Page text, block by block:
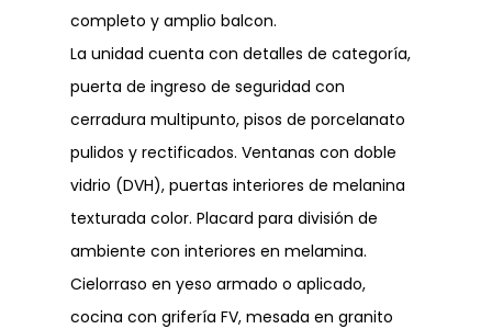
completo y amplio balcon.
La unidad cuenta con detalles de categoría,
puerta de ingreso de seguridad con
cerradura multipunto, pisos de porcelanato
pulidos y rectificados. Ventanas con doble
vidrio (DVH), puertas interiores de melanina
texturada color. Placard para división de
ambiente con interiores en melamina.
Cielorraso en yeso armado o aplicado,
cocina con grifería FV, mesada en granito